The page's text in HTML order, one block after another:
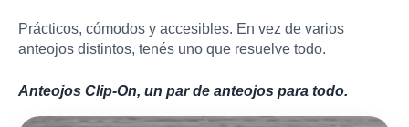
Prácticos, cómodos y accesibles. En vez de varios
anteojos distintos, tenés uno que resuelve todo.
Anteojos Clip-On, un par de anteojos para todo.